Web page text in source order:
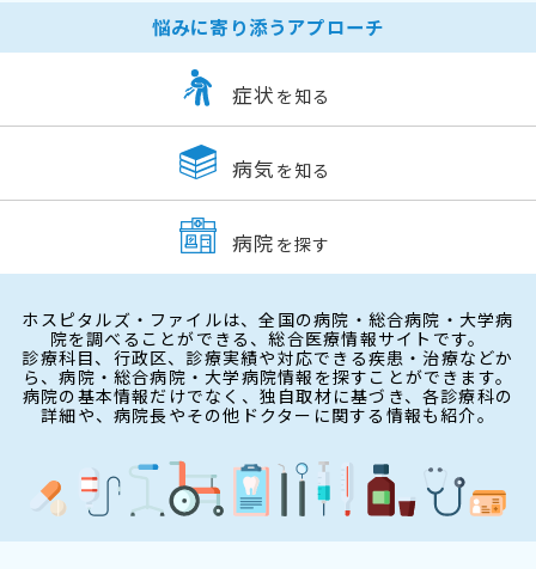
悩みに寄り添うアプローチ
症状 を知る
病気 を知る
病院 を探す
ホスピタルズ・ファイルは、全国の病院・総合病院・大学病
院を調べることができる、総合医療情報サイトです。
診療科目、行政区、診療実績や対応できる疾患・治療などか
ら、病院・総合病院・大学病院情報を探すことができます。
病院の基本情報だけでなく、独自取材に基づき、各診療科の
詳細や、病院長やその他ドクターに関する情報も紹介。